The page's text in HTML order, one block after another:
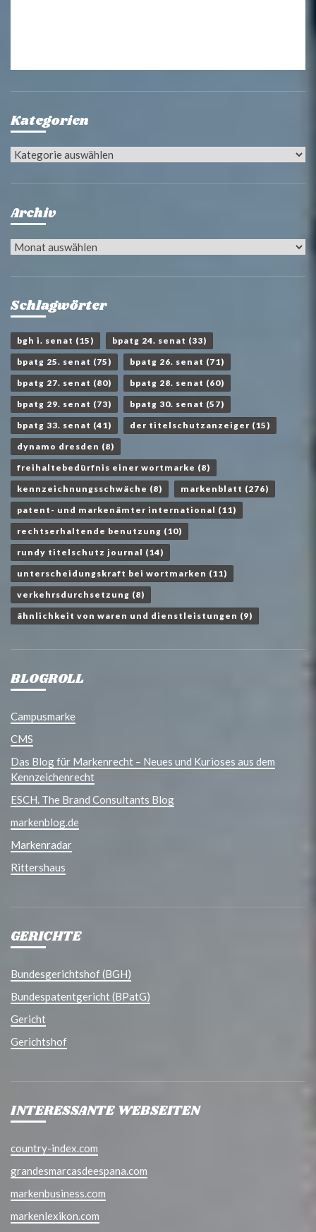
Kategorien
Kategorien
Archiv
Archiv
Schlagwörter
bgh i. senat (15) bpatg 24. senat (33)
bpatg 25. senat (75) bpatg 26. senat (71)
bpatg 27. senat (80) bpatg 28. senat (60)
bpatg 29. senat (73) bpatg 30. senat (57)
bpatg 33. senat (41) der titelschutzanzeiger (15)
dynamo dresden (8)
freihaltebedürfnis einer wortmarke (8)
kennzeichnungsschwäche (8) markenblatt (276)
patent- und markenämter international (11)
rechtserhaltende benutzung (10)
rundy titelschutz journal (14)
unterscheidungskraft bei wortmarken (11)
verkehrsdurchsetzung (8)
ähnlichkeit von waren und dienstleistungen (9)
BLOGROLL
Campusmarke
CMS
Das Blog für Markenrecht – Neues und Kurioses aus dem
Kennzeichenrecht
ESCH. The Brand Consultants Blog
markenblog.de
Markenradar
Rittershaus
GERICHTE
Bundesgerichtshof (BGH)
Bundespatentgericht (BPatG)
Gericht
Gerichtshof
INTERESSANTE WEBSEITEN
country-index.com
grandesmarcasdeespana.com
markenbusiness.com
markenlexikon.com